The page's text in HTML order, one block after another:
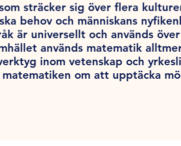
sträcker sig över flera
behov och människans
är universellt och används
används matematik
inom vetenskap och
om att upptäcka